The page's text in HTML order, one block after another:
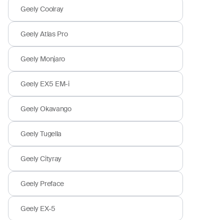
Geely Coolray
Geely Atlas Pro
Geely Monjaro
Geely EX5 EM-i
Geely Okavango
Geely Tugella
Geely Cityray
Geely Preface
Geely EX-5